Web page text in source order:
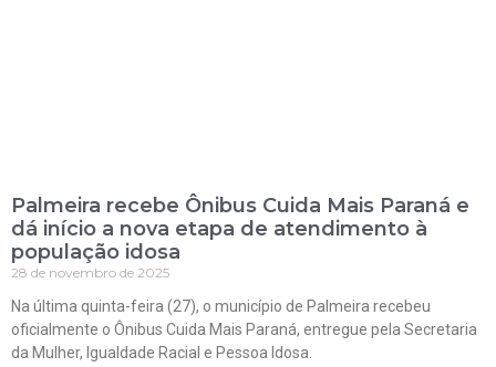
Palmeira recebe Ônibus Cuida Mais Paraná e
dá início a nova etapa de atendimento à
população idosa
28 de novembro de 2025
Na última quinta-feira (27), o município de Palmeira recebeu
oficialmente o Ônibus Cuida Mais Paraná, entregue pela Secretaria
da Mulher, Igualdade Racial e Pessoa Idosa.